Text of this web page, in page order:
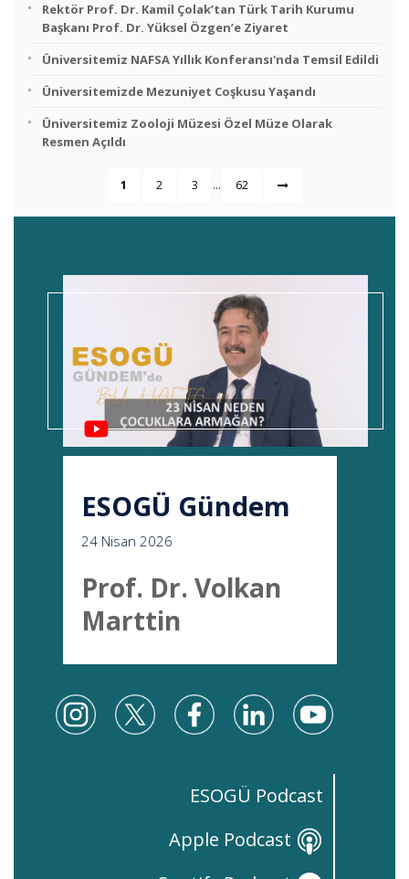
Rektör Prof. Dr. Kamil Çolak’tan Türk Tarih Kurumu
Başkanı Prof. Dr. Yüksel Özgen’e Ziyaret
Üniversitemiz NAFSA Yıllık Konferansı'nda Temsil Edildi
Üniversitemizde Mezuniyet Coşkusu Yaşandı
Üniversitemiz Zooloji Müzesi Özel Müze Olarak
Resmen Açıldı
1 2 3 ... 62
ESOGÜ Gündem
24 Nisan 2026
Prof. Dr. Volkan
Marttin
ESOGÜ Podcast
Apple Podcast